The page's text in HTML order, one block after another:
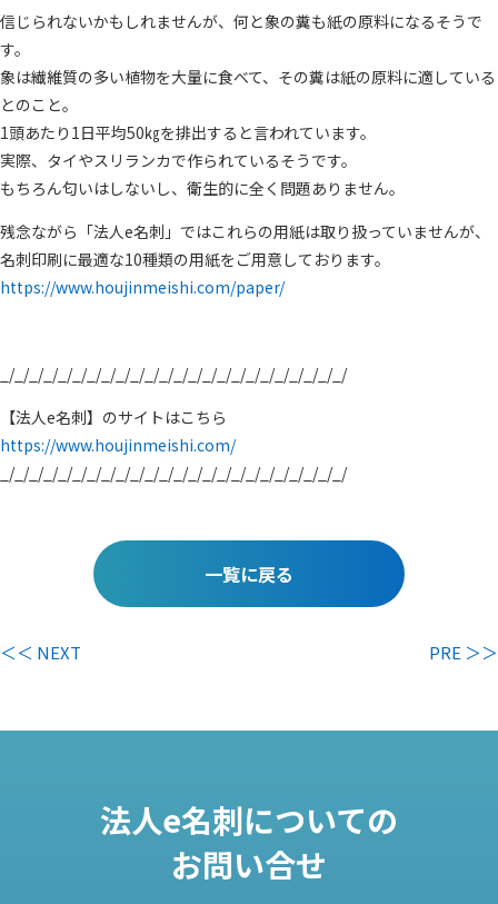
信じられないかもしれませんが、何と象の糞も紙の原料になるそうで
す。
象は繊維質の多い植物を大量に食べて、その糞は紙の原料に適している
とのこと。
1頭あたり1日平均50㎏を排出すると言われています。
実際、タイやスリランカで作られているそうです。
もちろん匂いはしないし、衛生的に全く問題ありません。
残念ながら「法人e名刺」ではこれらの用紙は取り扱っていませんが、
名刺印刷に最適な10種類の用紙をご用意しております。
https://www.houjinmeishi.com/paper/
_/_/_/_/_/_/_/_/_/_/_/_/_/_/_/_/_/_/_/_/_/_/_/_/
【法人e名刺】のサイトはこちら
https://www.houjinmeishi.com/
_/_/_/_/_/_/_/_/_/_/_/_/_/_/_/_/_/_/_/_/_/_/_/_/
一覧に戻る
＜＜ NEXT PRE ＞＞
法人e名刺についての
お問い合せ